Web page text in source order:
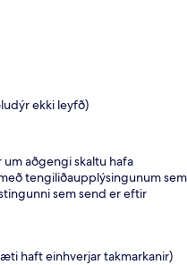
ekki leyfð)
um aðgengi skaltu hafa
tengiliðaupplýsingunum sem
sem send er eftir
haft einhverjar takmarkanir)